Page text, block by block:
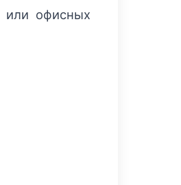
или офисных